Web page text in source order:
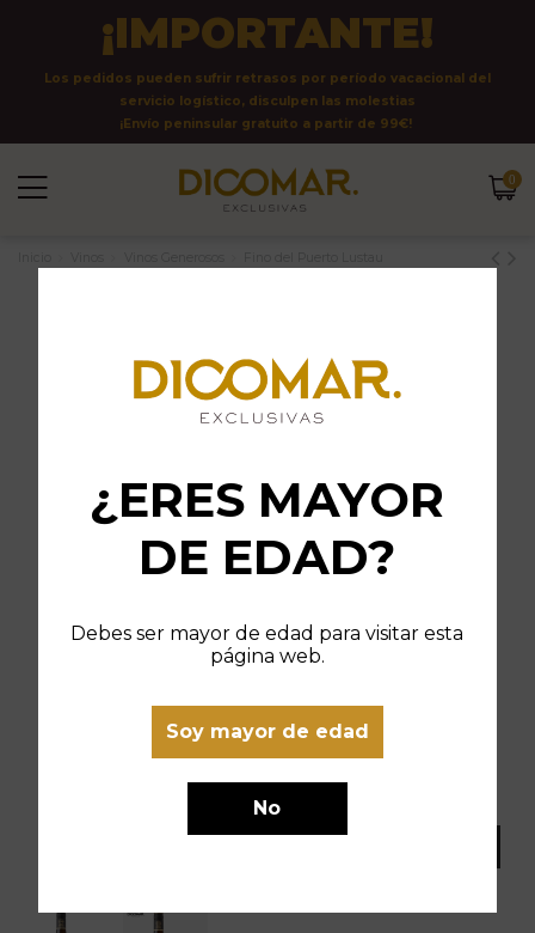
¿ERES MAYOR
DE EDAD?
Debes ser mayor de edad para visitar esta
página web.
Soy mayor de edad
No
¡IMPORTANTE!
Los pedidos pueden sufrir retrasos por período vacacional del
servicio logístico, disculpen las molestias
¡Envío peninsular gratuito a partir de 99€!
0